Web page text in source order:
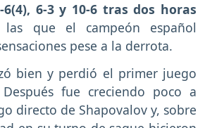
6-3 y 10-6 tras dos horas
que el campeón español
pese a la derrota.
bien y perdió el primer juego
fue creciendo poco a
directo de Shapovalov y, sobre